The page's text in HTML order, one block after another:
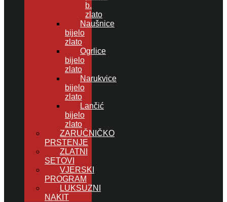
b.
zlato
Naušnice
bijelo
zlato
Ogrlice
bijelo
zlato
Narukvice
bijelo
zlato
Lančić
bijelo
zlato
ZARUČNIČKO
PRSTENJE
ZLATNI
SETOVI
VJERSKI
PROGRAM
LUKSUZNI
NAKIT